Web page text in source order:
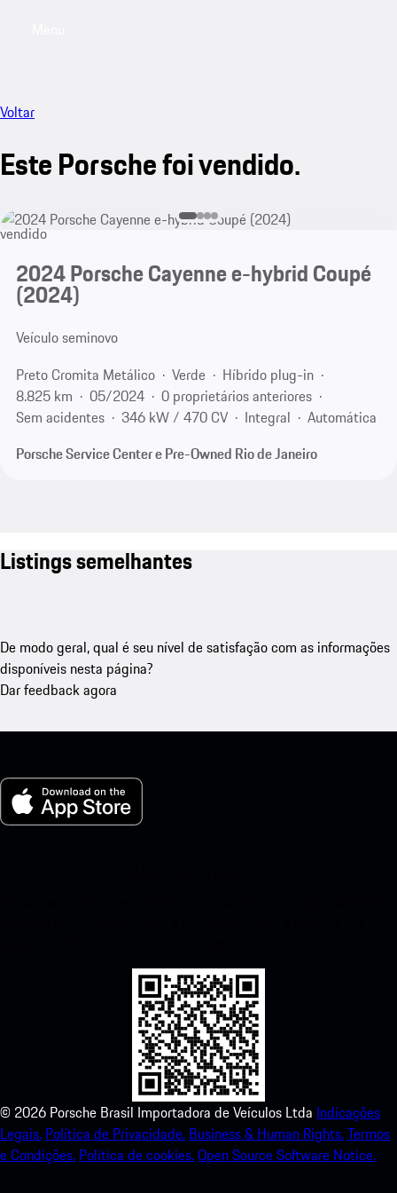
Voltar
Este Porsche foi vendido.
vendido
2024 Porsche Cayenne e-hybrid Coupé
(2024)
Veículo seminovo
Preto Cromita Metálico
Verde
Híbrido plug-in
8.825 km
05/2024
0 proprietários anteriores
Sem acidentes
346 kW / 470 CV Integral
Automática
Porsche Service Center e Pre-Owned Rio de Janeiro
Listings semelhantes
De modo geral, qual é seu nível de satisfação com as informações
disponíveis nesta página?
Dar feedback agora
© 2026 Porsche Brasil Importadora de Veículos Ltda Indicações
Legais. Política de Privacidade. Business & Human Rights.Termos
e Condições. Política de cookies.Open Source Software Notice.